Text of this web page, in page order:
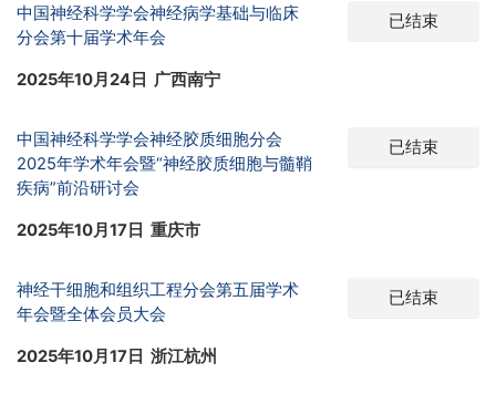
中国神经科学学会神经病学基础与临床
分会第十届学术年会
2025年10月24日 广西南宁
已结束
中国神经科学学会神经胶质细胞分会
2025年学术年会暨“神经胶质细胞与髓鞘
疾病”前沿研讨会
2025年10月17日 重庆市
已结束
神经干细胞和组织工程分会第五届学术
年会暨全体会员大会
2025年10月17日 浙江杭州
已结束